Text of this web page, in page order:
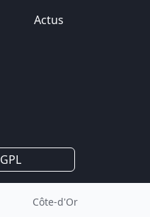
Actus
GPL
Côte-d'Or